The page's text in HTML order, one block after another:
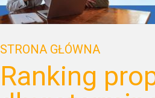
STRONA GŁÓWNA
Ranking